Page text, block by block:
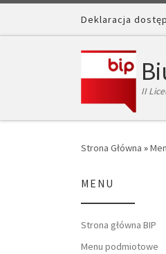
Skip to contentDeklaracja
II
Strona Główna »
MENU
Strona główna BIP
Menu podmiotowe